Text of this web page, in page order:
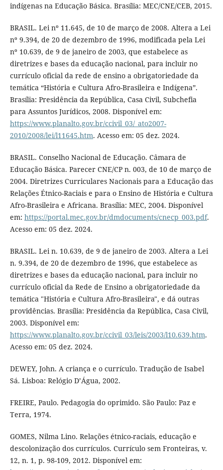
indígenas na Educação Básica. Brasília: MEC/CNE/CEB, 2015.
BRASIL. Lei nº 11.645, de 10 de março de 2008. Altera a Lei
nº 9.394, de 20 de dezembro de 1996, modificada pela Lei
nº 10.639, de 9 de janeiro de 2003, que estabelece as
diretrizes e bases da educação nacional, para incluir no
currículo oficial da rede de ensino a obrigatoriedade da
temática “História e Cultura Afro-Brasileira e Indígena”.
Brasília: Presidência da República, Casa Civil, Subchefia
para Assuntos Jurídicos, 2008. Disponível em:
https://www.planalto.gov.br/ccivil_03/_ato2007-
2010/2008/lei/l11645.htm. Acesso em: 05 dez. 2024.
BRASIL. Conselho Nacional de Educação. Câmara de
Educação Básica. Parecer CNE/CP n. 003, de 10 de março de
2004. Diretrizes Curriculares Nacionais para a Educação das
Relações Étnico-Raciais e para o Ensino de História e Cultura
Afro-Brasileira e Africana. Brasília: MEC, 2004. Disponível
em: https://portal.mec.gov.br/dmdocuments/cnecp_003.pdf.
Acesso em: 05 dez. 2024.
BRASIL. Lei n. 10.639, de 9 de janeiro de 2003. Altera a Lei
n. 9.394, de 20 de dezembro de 1996, que estabelece as
diretrizes e bases da educação nacional, para incluir no
currículo oficial da Rede de Ensino a obrigatoriedade da
temática "História e Cultura Afro-Brasileira", e dá outras
providências. Brasília: Presidência da República, Casa Civil,
2003. Disponível em:
https://www.planalto.gov.br/ccivil_03/leis/2003/l10.639.htm.
Acesso em: 05 dez. 2024.
DEWEY, John. A criança e o currículo. Tradução de Isabel
Sá. Lisboa: Relógio D’Água, 2002.
FREIRE, Paulo. Pedagogia do oprimido. São Paulo: Paz e
Terra, 1974.
GOMES, Nilma Lino. Relações étnico-raciais, educação e
descolonização dos currículos. Currículo sem Fronteiras, v.
12, n. 1, p. 98-109, 2012. Disponível em: